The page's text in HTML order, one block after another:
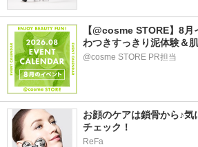
【@cosme STORE】8
わつきすっきり泥体験＆
@cosme STORE PR担当
お顔のケアは鎖骨から♪
チェック！
ReFa